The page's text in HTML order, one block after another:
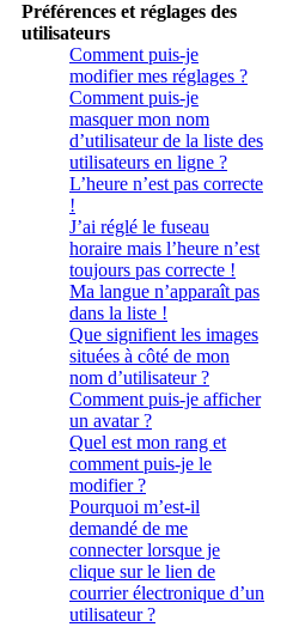
Préférences et réglages des
utilisateurs
Comment puis-je
modifier mes réglages ?
Comment puis-je
masquer mon nom
d’utilisateur de la liste des
utilisateurs en ligne ?
L’heure n’est pas correcte
!
J’ai réglé le fuseau
horaire mais l’heure n’est
toujours pas correcte !
Ma langue n’apparaît pas
dans la liste !
Que signifient les images
situées à côté de mon
nom d’utilisateur ?
Comment puis-je afficher
un avatar ?
Quel est mon rang et
comment puis-je le
modifier ?
Pourquoi m’est-il
demandé de me
connecter lorsque je
clique sur le lien de
courrier électronique d’un
utilisateur ?